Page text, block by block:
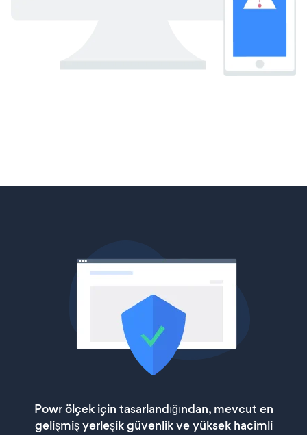
Powr ölçek için tasarlandığından, mevcut en
gelişmiş yerleşik güvenlik ve yüksek hacimli